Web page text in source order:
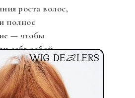
роста волос,
полное
— чтобы
себя собой